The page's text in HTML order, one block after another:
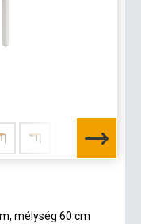
mélység 60 cm